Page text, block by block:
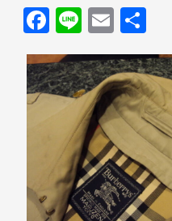
F
a
c
e
o
o
k
Li
n
e
E
m
ail
有